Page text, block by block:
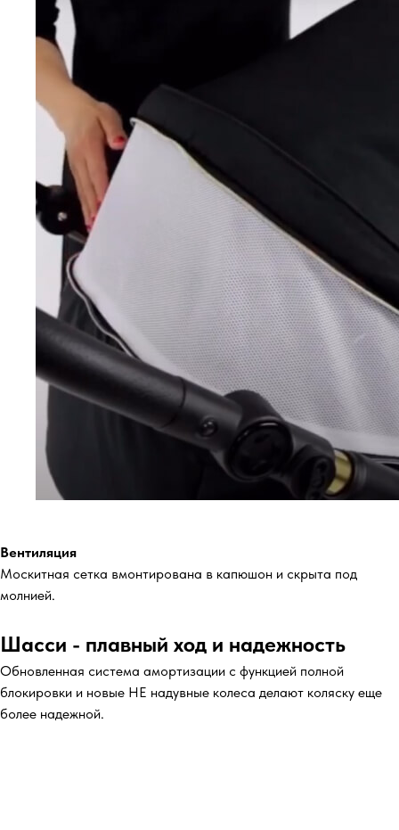
Вентиляция
Москитная сетка вмонтирована в капюшон и скрыта под
молнией.
Шасси - плавный ход и надежность
Обновленная система амортизации с функцией полной
блокировки и новые НЕ надувные колеса делают коляску еще
более надежной.